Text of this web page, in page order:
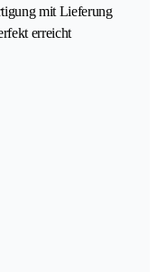
mit Lieferung
erreicht